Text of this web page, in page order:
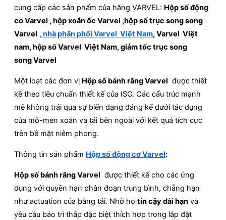
cung cấp các sản phẩm của hãng VARVEL: Hộp số động
cơ Varvel , hộp xoắn ốc Varvel ,hộp số trục song song
Varvel , nhà phân phối Varvel Việt Nam,Varvel Việt
nam, hộp sốVarvel Việt Nam, giảm tốc trục song
songVarvel
Một loạt các đơn vị Hộp số bánh răng Varvel được thiết
kế theo tiêu chuẩn thiết kế của ISO. Các cấu trúc mạnh
mẽ không trải qua sự biến dạng đáng kể dưới tác dụng
của mô-men xoắn và tải bên ngoài với kết quả tích cực
trên bề mặt niêm phong.
Thông tin sản phẩm Hộp số động cơ Varvel:
Hộp số bánh răng Varvel được thiết kế cho các ứng
dụng với quyền hạn phân đoạn trung bình, chẳng hạn
như actuation của băng tải. Nhờ họ tin cậy dài hạn và
yêu cầu bảo trì thấp đặc biệt thích hợp trong lắp đặt